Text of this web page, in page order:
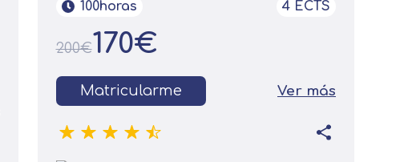
100horas 4 ECTS
200€170€
Matricularme Ver más